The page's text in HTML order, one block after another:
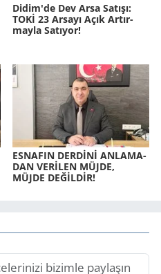
Didim'de Dev Arsa Sa­tı­şı:
TOKİ 23 Ar­sa­yı Açık Ar­tır­
may­la Sa­tı­yor!
ES­NA­FIN DERDİNİ AN­LA­MA­
DAN VERİLEN MÜJDE,
MÜJDE DEĞİLDİR!